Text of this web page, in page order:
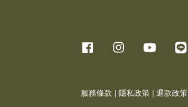
Facebook Instagram YouTube
服務條款 隱私政策 退款政策